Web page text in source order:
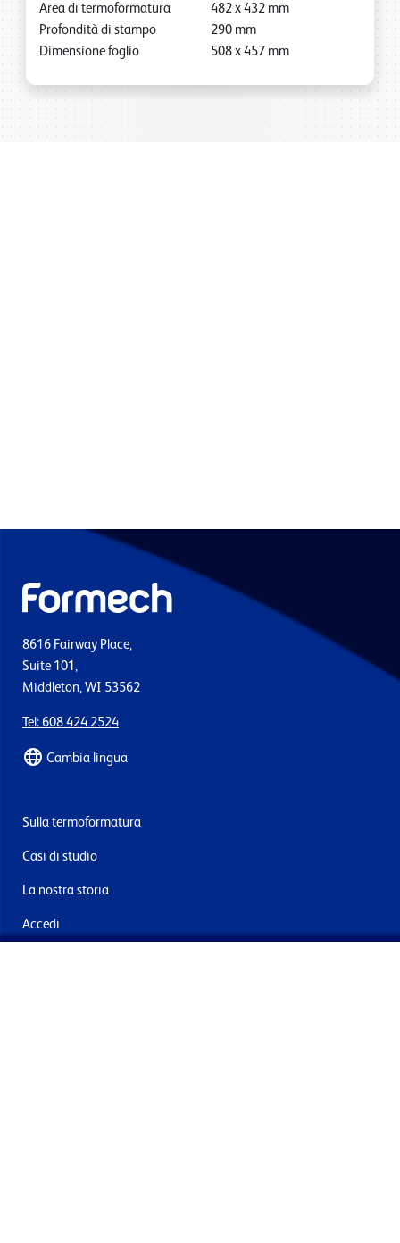
Area di termoformatura 482 x 432 mm
Profondità di stampo
290 mm
Dimensione foglio
508 x 457 mm
8616 Fairway Place,
Suite 101,
Middleton, WI 53562
Tel: 608 424 2524
Cambia lingua
Sulla termoformatura
Casi di studio
La nostra storia
Accedi